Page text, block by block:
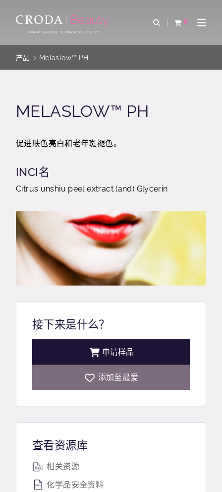
CONTENTSMART SCIENCE TO IMPROVE LIVES™
Open Search
0
查看购物车Open
产品 Melaslow™ PH
MELASLOW™ PH
促进肤色亮白和老年斑褪色。
INCI名
Citrus unshiu peel extract (and) Glycerin
接下来是什么？
申请样品
添加至最爱
查看资源库
相关资源
化学品安全资料